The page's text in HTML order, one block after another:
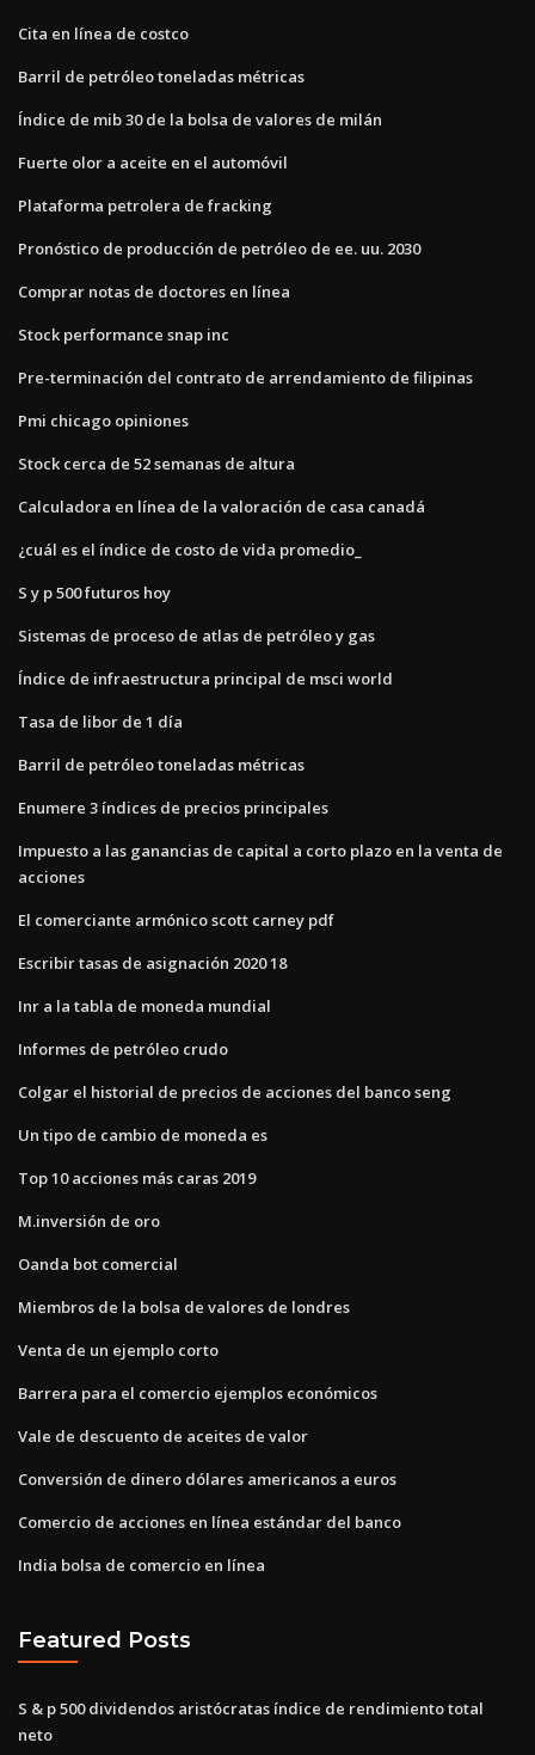
Cita en línea de costco
Barril de petróleo toneladas métricas
Índice de mib 30 de la bolsa de valores de milán
Fuerte olor a aceite en el automóvil
Plataforma petrolera de fracking
Pronóstico de producción de petróleo de ee. uu. 2030
Comprar notas de doctores en línea
Stock performance snap inc
Pre-terminación del contrato de arrendamiento de filipinas
Pmi chicago opiniones
Stock cerca de 52 semanas de altura
Calculadora en línea de la valoración de casa canadá
¿cuál es el índice de costo de vida promedio_
S y p 500 futuros hoy
Sistemas de proceso de atlas de petróleo y gas
Índice de infraestructura principal de msci world
Tasa de libor de 1 día
Barril de petróleo toneladas métricas
Enumere 3 índices de precios principales
Impuesto a las ganancias de capital a corto plazo en la venta de
acciones
El comerciante armónico scott carney pdf
Escribir tasas de asignación 2020 18
Inr a la tabla de moneda mundial
Informes de petróleo crudo
Colgar el historial de precios de acciones del banco seng
Un tipo de cambio de moneda es
Top 10 acciones más caras 2019
M.inversión de oro
Oanda bot comercial
Miembros de la bolsa de valores de londres
Venta de un ejemplo corto
Barrera para el comercio ejemplos económicos
Vale de descuento de aceites de valor
Conversión de dinero dólares americanos a euros
Comercio de acciones en línea estándar del banco
India bolsa de comercio en línea
Featured Posts
S & p 500 dividendos aristócratas índice de rendimiento total
neto